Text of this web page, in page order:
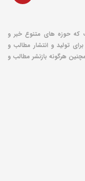
که حوزه های متنوع خبر و
تولید و انتشار مطالب و
هرگونه بازنشر مطالب و